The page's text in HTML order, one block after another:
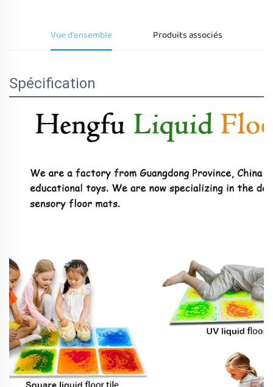
Vue d'ensemble Produits associés
Spécification